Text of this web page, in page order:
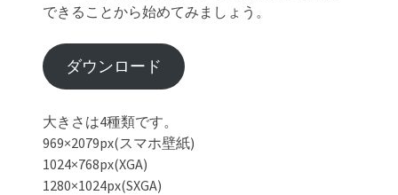
できることから始めてみましょう。
ダウンロード
大きさは4種類です。
969×2079px(スマホ壁紙)
1024×768px(XGA)
1280×1024px(SXGA)